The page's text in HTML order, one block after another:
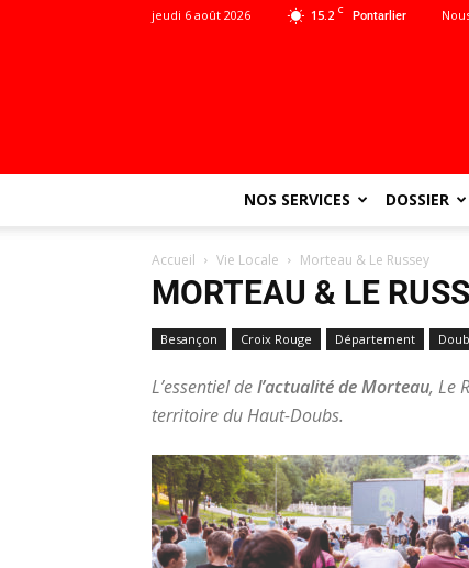
15.2 C Pontarlier
jeudi 6 août 2026
NOS SERVICES DOSSIER
Accueil Vie Locale Morteau & Le Russey
MORTEAU & LE
Besançon Croix Rouge Département
L’essentiel del’actualité de Morteau, Le
territoire du Haut-Doubs.